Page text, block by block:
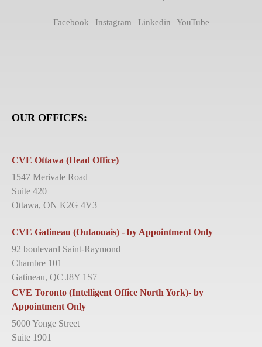
Facebook | Instagram | Linkedin | YouTube
OUR OFFICES:
CVE Ottawa (Head Office)
1547 Merivale Road
Suite 420
Ottawa, ON K2G 4V3
CVE Gatineau (Outaouais) - by Appointment Only
92 boulevard Saint-Raymond
Chambre 101
Gatineau, QC J8Y 1S7
CVE Toronto (Intelligent Office North York)- by
Appointment Only
5000 Yonge Street
Suite 1901